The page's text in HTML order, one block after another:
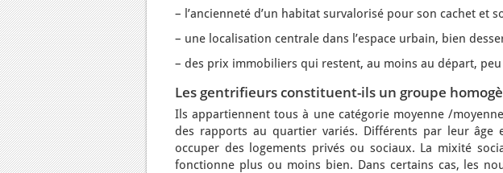
– l’ancienneté d’un habitat survalorisé pour son cachet et
– une localisation centrale dans l’espace urbain, bien
– des prix immobiliers qui restent, au moins au départ, peu
Les gentrifieurs constituent-ils un groupe
Ils appartiennent tous à une catégorie moyenne /
des rapports au quartier variés. Différents par leur âge
occuper des logements privés ou sociaux. La mixité
fonctionne plus ou moins bien. Dans certains cas, les